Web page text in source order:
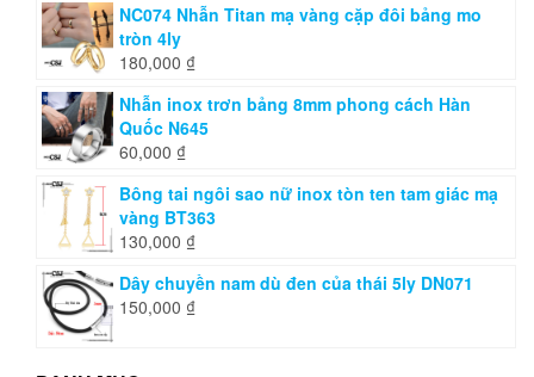
NC074 Nhẫn Titan mạ vàng cặp đôi bảng mo
tròn 4ly
180,000 ₫
Nhẫn inox trơn bảng 8mm phong cách Hàn
Quốc N645
60,000 ₫
Bông tai ngôi sao nữ inox tòn ten tam giác mạ
vàng BT363
130,000 ₫
Dây chuyền nam dù đen của thái 5ly DN071
150,000 ₫